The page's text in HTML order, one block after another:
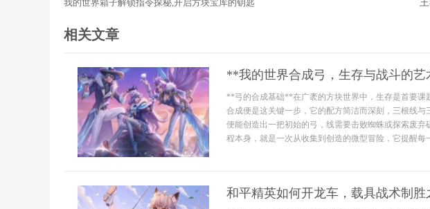
我的世界箱子解锁指令探秘,开启方块宝库的钥匙
相关文章
**我的世界合成弓，生存与战斗的
**弓的合成基础**在广袤的方块世界中，生存是首要课
合成便是这关键一步，它的配方简洁而深刻，三根线与
便能创造出一把初始的弓，线需要击败蜘蛛或探索废
程本身，就是一次从收集到创造的微型冒险，它提醒
和平精英如何开龙车，载具战术制胜